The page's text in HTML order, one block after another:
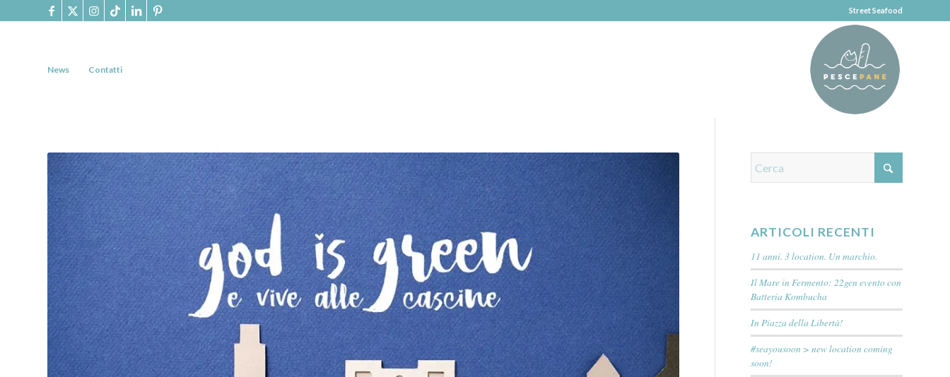
Street Seafood
News Contatti
ARTICOLI RECENTI
11 anni. 3 location. Un marchio.
Il Mare in Fermento: 22gen evento con
Batteria Kombucha
In Piazza della Libertà!
#seayousoon > new location coming
soon!